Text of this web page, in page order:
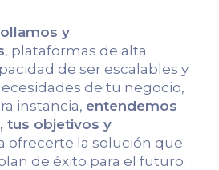
y
, plataformas de alta
de ser escalables y
de tu negocio,
instancia, entendemos
tus objetivos y
ofrecerte la solución que
de éxito para el futuro.